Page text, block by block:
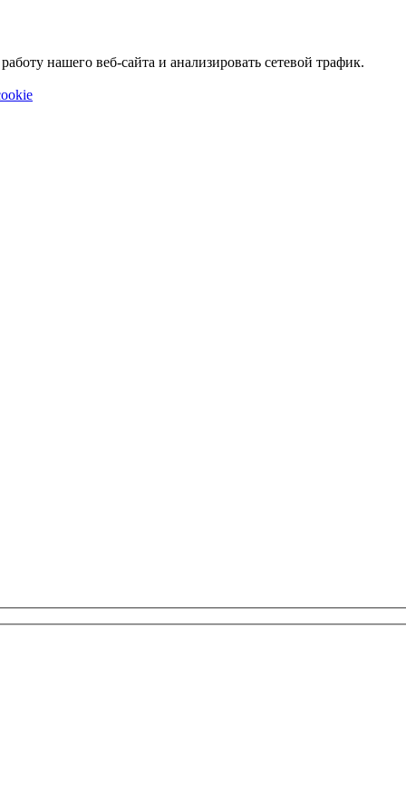
нашего веб-сайта и анализировать сетевой трафик.